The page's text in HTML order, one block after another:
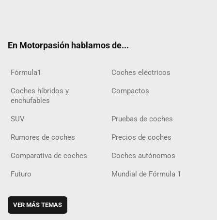
En Motorpasión hablamos de...
Fórmula1 Coches eléctricos
Coches híbridos y
enchufables
Compactos
SUV Pruebas de coches
Rumores de coches Precios de coches
Comparativa de coches Coches autónomos
Futuro Mundial de Fórmula 1
VER MÁS TEMAS